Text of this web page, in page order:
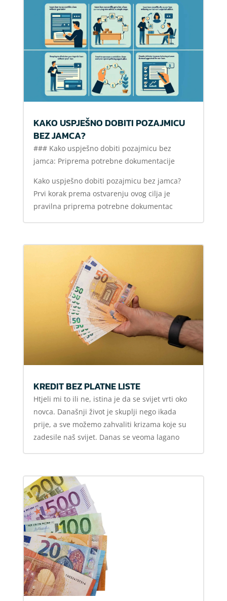
KAKO USPJEŠNO DOBITI POZAJMICU
BEZ JAMCA?
### Kako uspješno dobiti pozajmicu bez
jamca: Priprema potrebne dokumentacije
Kako uspješno dobiti pozajmicu bez jamca?
Prvi korak prema ostvarenju ovog cilja je
pravilna priprema potrebne dokumentac
KREDIT BEZ PLATNE LISTE
Htjeli mi to ili ne, istina je da se svijet vrti oko
novca. Današnji život je skuplji nego ikada
prije, a sve možemo zahvaliti krizama koje su
zadesile naš svijet. Danas se veoma lagano